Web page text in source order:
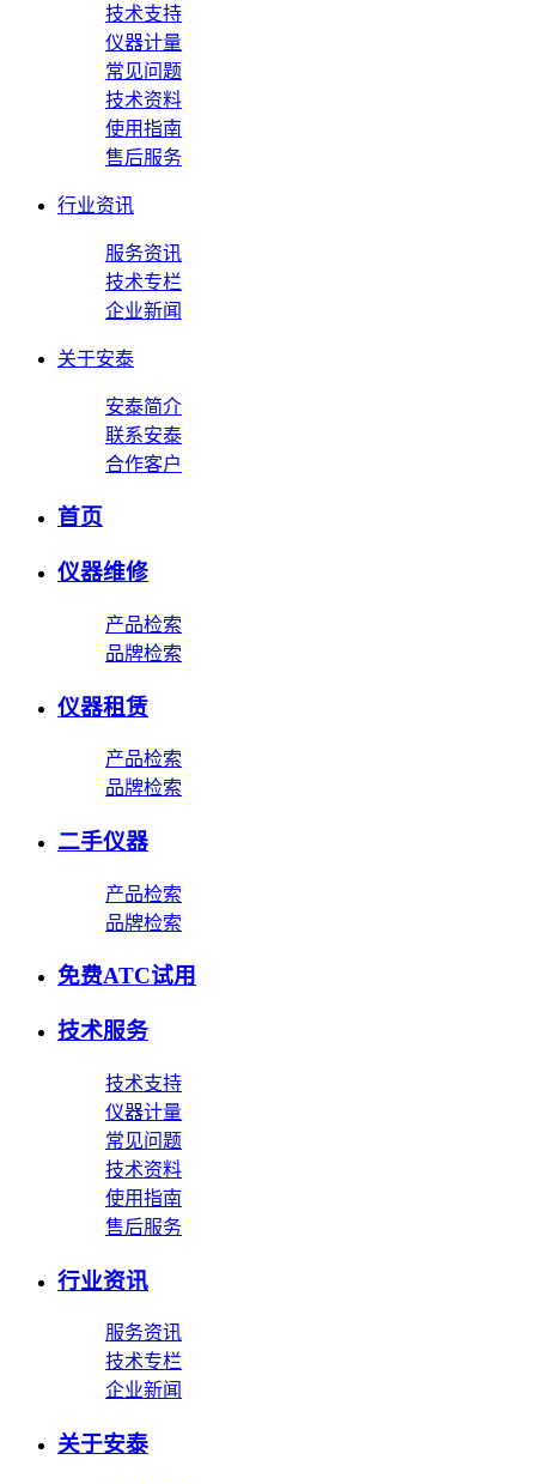
技术支持
仪器计量
常见问题
技术资料
使用指南
售后服务
行业资讯
服务资讯
技术专栏
企业新闻
关于安泰
安泰简介
联系安泰
合作客户
首页
仪器维修
产品检索
品牌检索
仪器租赁
产品检索
品牌检索
二手仪器
产品检索
品牌检索
免费ATC试用
技术服务
技术支持
仪器计量
常见问题
技术资料
使用指南
售后服务
行业资讯
服务资讯
技术专栏
企业新闻
关于安泰